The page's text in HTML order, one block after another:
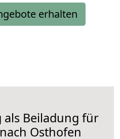
erhalten
Beiladung für
Osthofen